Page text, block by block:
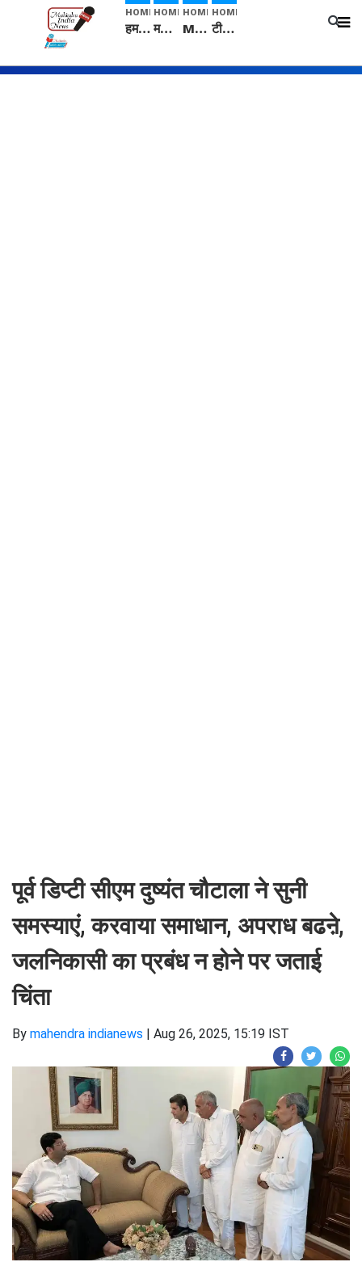
HOME
हम सनातनी..." सांसद kangana Ranaut से क्या बोली लड़की? Viral Jantar-Mantar | CJP protest
HOME
मनीषा हत्याकांड: हत्या, आत्महत्या या कोई बड़ा राज? | Full Story | Josh Haryana
HOME
Mangalsutra: हिंदू धर्म में शादी के बाद मंगलसूत्र क्यों पहनती है महिलाएं, किसने शुरु की ये परंपरा
HOME
टीम बीकेई ने एग्रीकल्चर ग्रेड की यूरिया खाद गट्टों में बदलकर टेक्निकल ग्रेड में बेचने वालों पर करवाई कार्रवाई: लखविंदर सिंह औलख
पूर्व डिप्टी सीएम दुष्यंत चौटाला ने सुनी
समस्याएं, करवाया समाधान, अपराध बढऩे,
जलनिकासी का प्रबंध न होने पर जताई
चिंता
By mahendra indianews | Aug 26, 2025, 15:19 IST